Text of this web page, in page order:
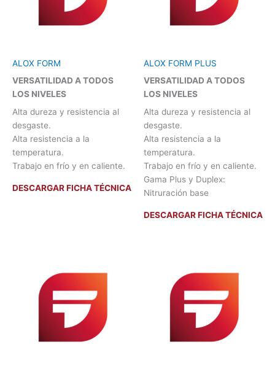
ALOX FORM
VERSATILIDAD A TODOS
LOS NIVELES
Alta dureza y resistencia al
desgaste.
Alta resistencia a la
temperatura.
Trabajo en frío y en caliente.
DESCARGAR FICHA TÉCNICA
ALOX FORM PLUS
VERSATILIDAD A TODOS
LOS NIVELES
Alta dureza y resistencia al
desgaste.
Alta resistencia a la
temperatura.
Trabajo en frío y en caliente.
Gama Plus y Duplex:
Nitruración base
DESCARGAR FICHA TÉCNICA